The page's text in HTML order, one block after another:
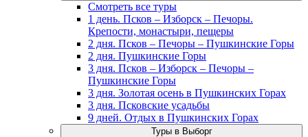
Смотреть все туры
1 день. Псков – Изборск – Печоры.
Крепости, монастыри, пещеры
2 дня. Псков – Печоры – Пушкинские Горы
2 дня. Пушкинские Горы
3 дня. Псков – Изборск – Печоры –
Пушкинские Горы
3 дня. Золотая осень в Пушкинских Горах
3 дня. Псковские усадьбы
9 дней. Отдых в Пушкинских Горах
Туры в Выборг